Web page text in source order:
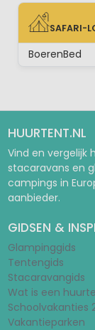
SAFARI-
SAFARI-
BoerenBed
HUURTENT.NL
Vind en vergelijk
stacaravans en
campings in
aanbieder.
GIDSEN &
Glampinggids
Tentengids
Stacaravangids
Wat is een
Schoolvakanties
Vakantieparken